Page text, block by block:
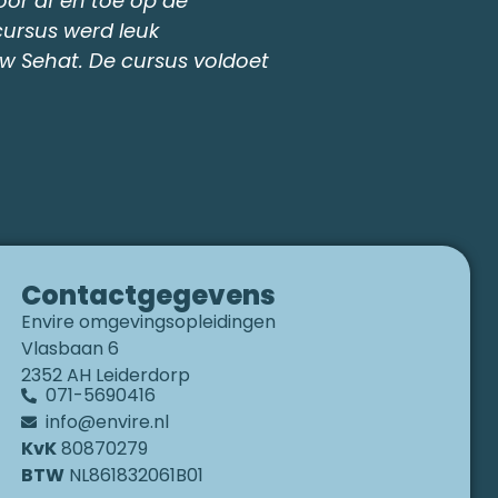
Contactgegevens
Envire omgevingsopleidingen
Vlasbaan 6
2352 AH Leiderdorp
071-5690416
info@envire.nl
KvK80870279
BTWNL861832061B01